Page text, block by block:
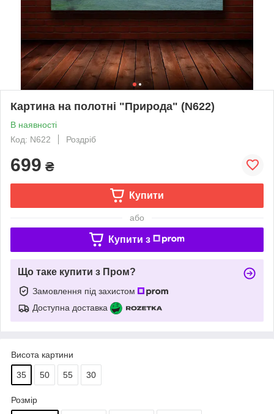
Картина на полотні "Природа" (N622)
В наявності
Код: N622
Роздріб
699 ₴
Купити
або
Купити з
Що таке купити з Пром?
Замовлення під захистом
Доступна доставка
Висота картини
35 50 55 30
Розмір